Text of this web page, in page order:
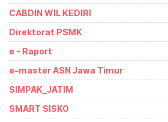
CABDIN WIL KEDIRI
Direktorat PSMK
e - Raport
e-master ASN Jawa Timur
SIMPAK_JATIM
SMART SISKO